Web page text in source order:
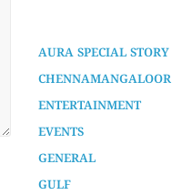
AURA SPECIAL STORY
CHENNAMANGALOOR
ENTERTAINMENT
EVENTS
GENERAL
GULF